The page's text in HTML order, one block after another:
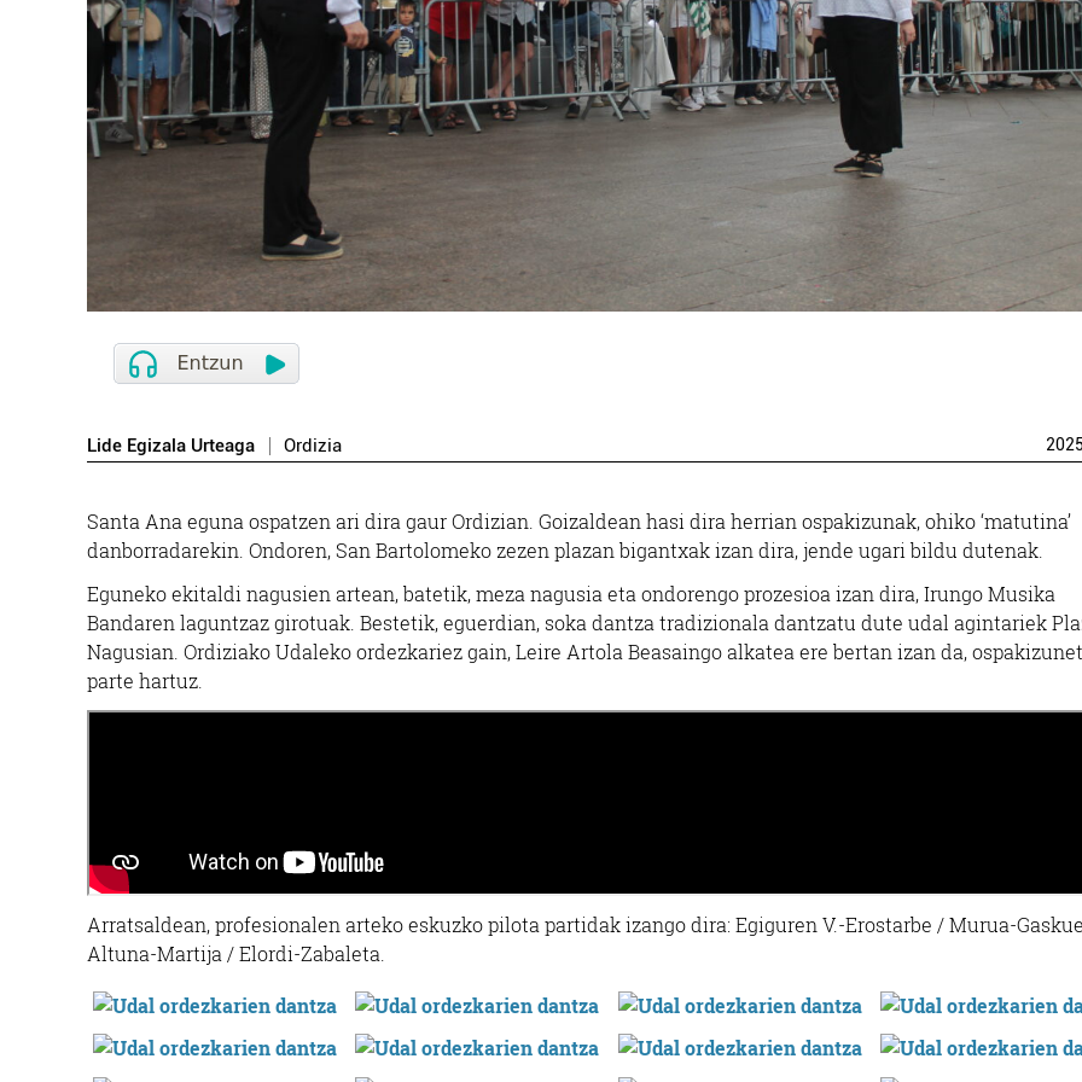
Lide Egizala Urteaga Ordizia 2025
Santa Ana eguna ospatzen ari dira gaur Ordizian. Goizaldean hasi dira herrian ospakizunak, ohiko ‘matutina’
danborradarekin. Ondoren, San Bartolomeko zezen plazan bigantxak izan dira, jende ugari bildu dutenak.
Eguneko ekitaldi nagusien artean, batetik, meza nagusia eta ondorengo prozesioa izan dira, Irungo Musika
Bandaren laguntzaz girotuak. Bestetik, eguerdian, soka dantza tradizionala dantzatu dute udal agintariek
Nagusian. Ordiziako Udaleko ordezkariez gain, Leire Artola Beasaingo alkatea ere bertan izan da,
parte hartuz.
Arratsaldean, profesionalen arteko eskuzko pilota partidak izango dira: Egiguren V.-Erostarbe / Murua-
Altuna-Martija / Elordi-Zabaleta.